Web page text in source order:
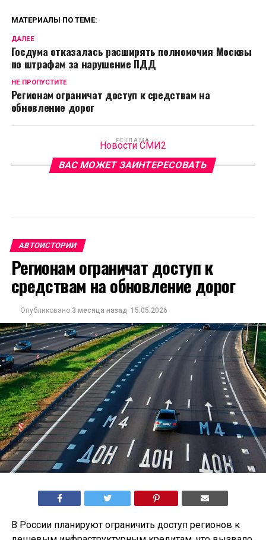
МАТЕРИАЛЫ ПО ТЕМЕ:
ДАЛЕЕ
Госдума отказалась расширять полномочия Москвы
по штрафам за нарушение ПДД
НЕ ПРОПУСТИТЕ
Регионам ограничат доступ к средствам на
обновление дорог
РЕКЛАМА
Новости СМИ2
ВАС МОЖЕТ ЗАИНТЕРЕСОВАТЬ
АВТОИСТОРИИ
Регионам ограничат доступ к
средствам на обновление дорог
Опубликовано 3 месяца назад 15.05.2026
В России планируют ограничить доступ регионов к